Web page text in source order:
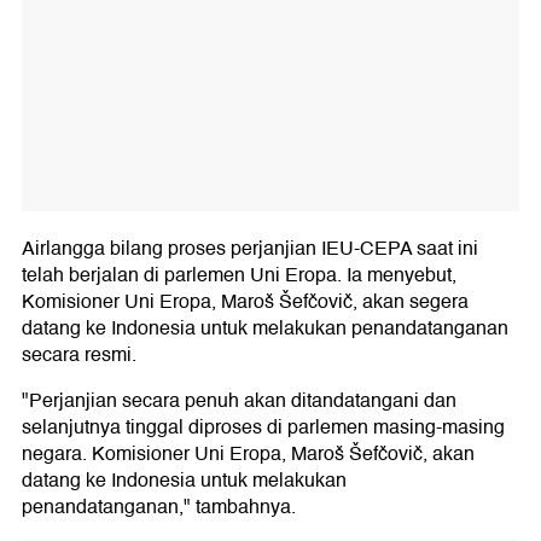
Airlangga bilang proses perjanjian IEU-CEPA saat ini
telah berjalan di parlemen Uni Eropa. Ia menyebut,
Komisioner Uni Eropa, Maroš Šefčovič, akan segera
datang ke Indonesia untuk melakukan penandatanganan
secara resmi.
"Perjanjian secara penuh akan ditandatangani dan
selanjutnya tinggal diproses di parlemen masing-masing
negara. Komisioner Uni Eropa, Maroš Šefčovič, akan
datang ke Indonesia untuk melakukan
penandatanganan," tambahnya.